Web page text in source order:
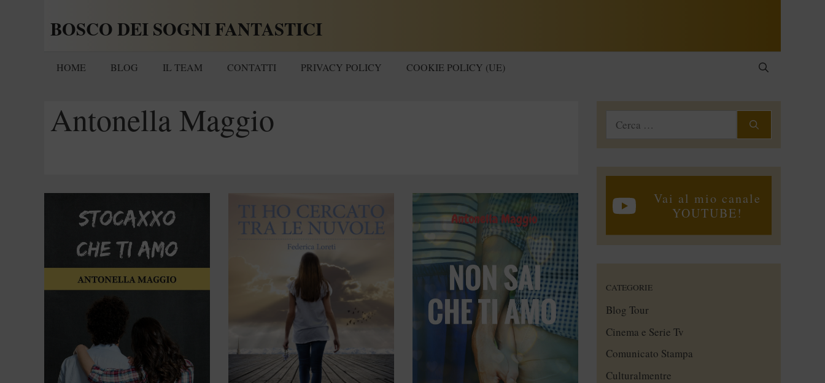
BOSCO DEI SOGNI FANTASTICI
HOME BLOG IL TEAM CONTATTI PRIVACY POLICY COOKIE POLICY (UE)
Antonella Maggio
Ricerca
Vai al mio canale
YOUTUBE!
CATEGORIE
Blog Tour
Cinema e Serie Tv
Comunicato Stampa
Culturalmentre